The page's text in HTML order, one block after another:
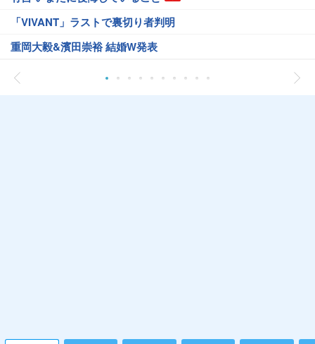
「VIVANT」ラストで裏切り者判明
重岡大毅&濱田崇裕 結婚W発表